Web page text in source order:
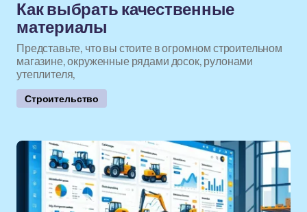
Как выбрать качественные
материалы
Представьте, что вы стоите в огромном строительном
магазине, окруженные рядами досок, рулонами
утеплителя,
Строительство